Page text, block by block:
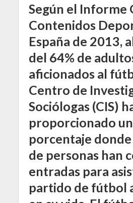
Según el Informe
Contenidos
España de 2013,
del 64% de
aficionados al
Centro de
Sociólogas (CIS)
proporcionado un
porcentaje donde
de personas han
entradas para
partido de fútbol